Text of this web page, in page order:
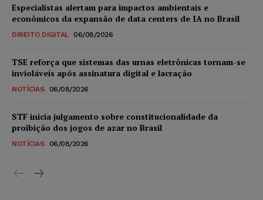
Especialistas alertam para impactos ambientais e
econômicos da expansão de data centers de IA no Brasil
DIREITO DIGITAL 06/08/2026
TSE reforça que sistemas das urnas eletrônicas tornam-se
invioláveis após assinatura digital e lacração
NOTÍCIAS 06/08/2026
STF inicia julgamento sobre constitucionalidade da
proibição dos jogos de azar no Brasil
NOTÍCIAS 06/08/2026